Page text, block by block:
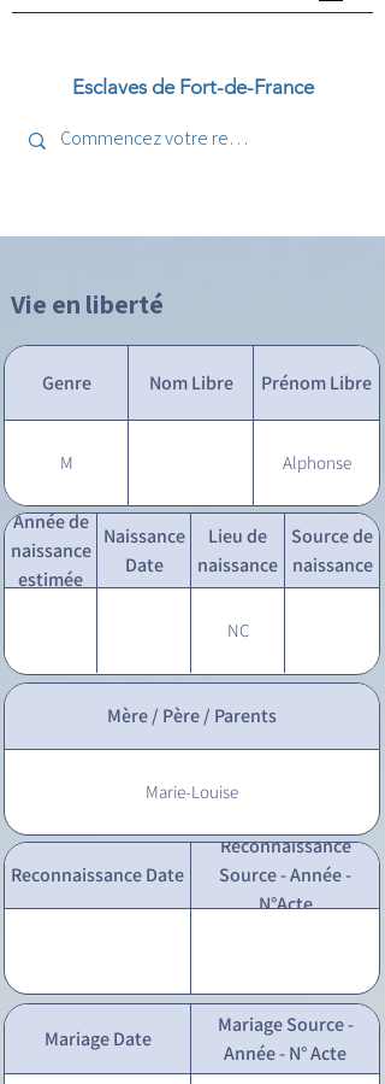
Esclaves de Fort-de-France
Vie en liberté
Genre Nom Libre Prénom Libre
M Alphonse
Année de
naissance
estimée
Naissance
Date
Lieu de
naissance
Source de
naissance
NC
Mère / Père / Parents
Marie-Louise
Reconnaissance Date
Reconnaissance
Source - Année -
N°Acte
Mariage Date
Mariage Source -
Année - N° Acte